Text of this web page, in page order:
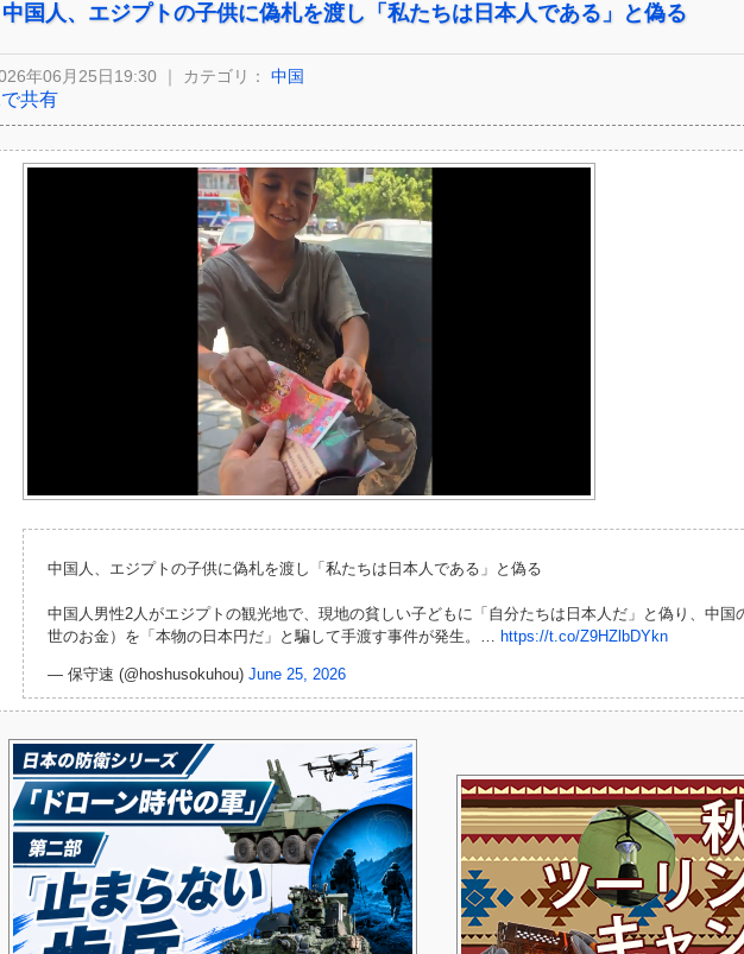
中国人、エジプトの子供に偽札を渡し「私たちは日本人である」と偽る
年06月25日19:30 ｜ カテゴリ： 中国
共有
中国人、エジプトの子供に偽札を渡し「私たちは日本人である」と偽る
中国人男性2人がエジプトの観光地で、現地の貧しい子どもに「自分たちは日本人だ」と偽り、中国
世のお金）を「本物の日本円だ」と騙して手渡す事件が発生。… https://t.co/Z9HZlbDYkn
— 保守速 (@hoshusokuhou) June 25, 2026